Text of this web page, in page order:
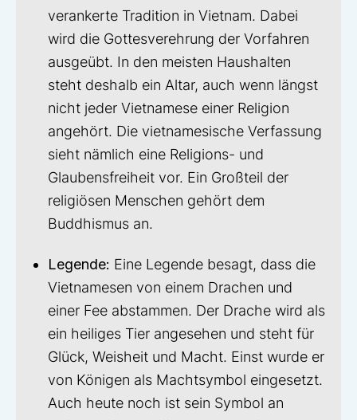
verankerte Tradition in Vietnam. Dabei
wird die Gottesverehrung der Vorfahren
ausgeübt. In den meisten Haushalten
steht deshalb ein Altar, auch wenn längst
nicht jeder Vietnamese einer Religion
angehört. Die vietnamesische Verfassung
sieht nämlich eine Religions- und
Glaubensfreiheit vor. Ein Großteil der
religiösen Menschen gehört dem
Buddhismus an.
Legende: Eine Legende besagt, dass die
Vietnamesen von einem Drachen und
einer Fee abstammen. Der Drache wird als
ein heiliges Tier angesehen und steht für
Glück, Weisheit und Macht. Einst wurde er
von Königen als Machtsymbol eingesetzt.
Auch heute noch ist sein Symbol an